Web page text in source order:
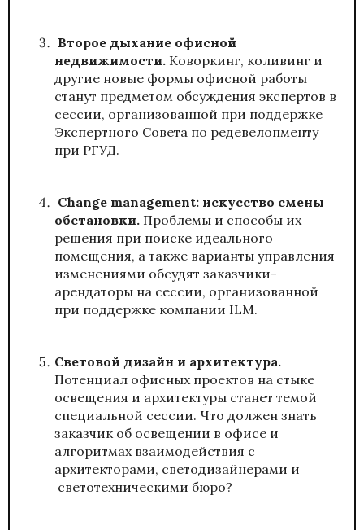
Второе дыхание офисной
недвижимости. Коворкинг, коливинг и
другие новые формы офисной работы
станут предметом обсуждения экспертов в
сессии, организованной при поддержке
Экспертного Совета по редевелопменту
при РГУД.
Change management: искусство смены
обстановки. Проблемы и способы их
решения при поиске идеального
помещения, а также варианты управления
изменениями обсудят заказчики-
арендаторы на сессии, организованной
при поддержке компании ILM.
Световой дизайн и архитектура.
Потенциал офисных проектов на стыке
освещения и архитектуры станет темой
специальной сессии. Что должен знать
заказчик об освещении в офисе и
алгоритмах взаимодействия с
архитекторами, светодизайнерами и
светотехническими бюро?